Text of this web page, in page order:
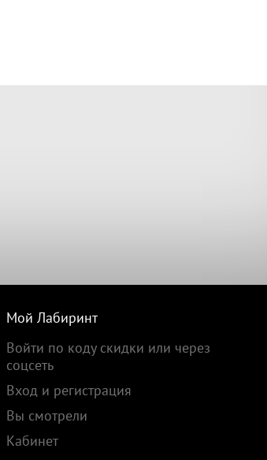
Мой Лабиринт
Войти по коду скидки или через
соцсеть
Вход и регистрация
Вы смотрели
Кабинет